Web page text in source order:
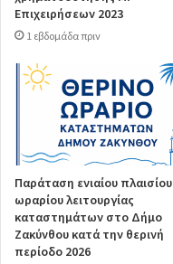
Επιχειρήσεων 2023
1 εβδομάδα πριν
Παράταση ενιαίου πλαισίου
ωραρίου λειτουργίας
καταστημάτων στο Δήμο
Ζακύνθου κατά την θερινή
περίοδο 2026